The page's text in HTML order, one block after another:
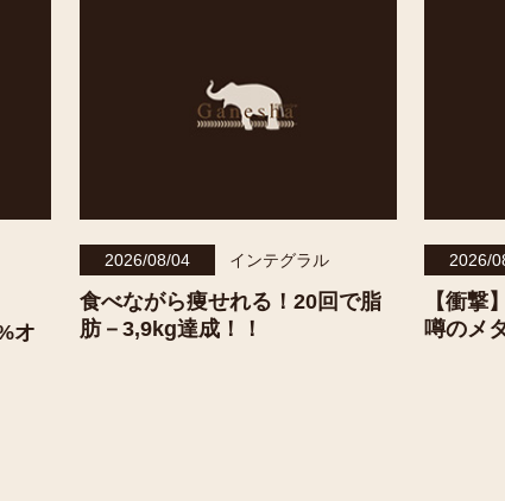
オ
2026/08/04 インテグラル
食べながら痩せれる！20回で脂
肪－3,9kg達成！！
2026/
【衝撃
噂のメ